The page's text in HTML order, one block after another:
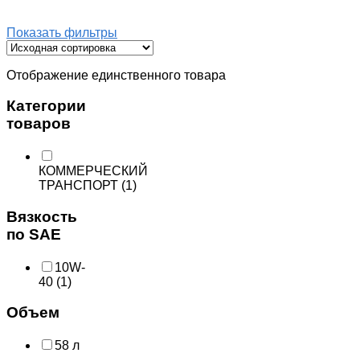
Показать фильтры
Отображение единственного товара
Категории
товаров
КОММЕРЧЕСКИЙ
ТРАНСПОРТ (1)
Вязкость
по SAE
10W-
40 (1)
Объем
58 л